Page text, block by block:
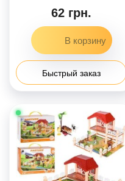
62 грн.
Быстрый заказ